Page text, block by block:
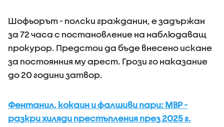
Шофьорът - полски гражданин, е задържан
за 72 часа с постановление на наблюдаващ
прокурор. Предстои да бъде внесено искане
за постоянния му арест. Грози го наказание
до 20 години затвор.
Фентанил, кокаин и фалшиви пари: МВР -
разкри хиляди престъпления през 2025 г.